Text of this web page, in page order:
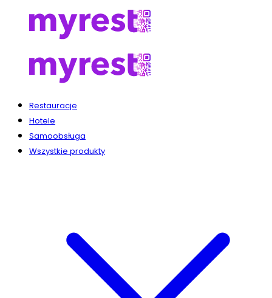
Restauracje
Hotele
Samoobsługa
Wszystkie produkty